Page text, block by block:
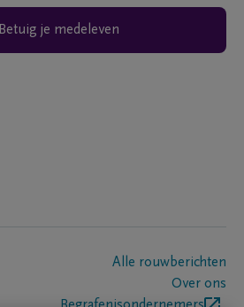
Betuig je medeleven
Alle rouwberichten
Over ons